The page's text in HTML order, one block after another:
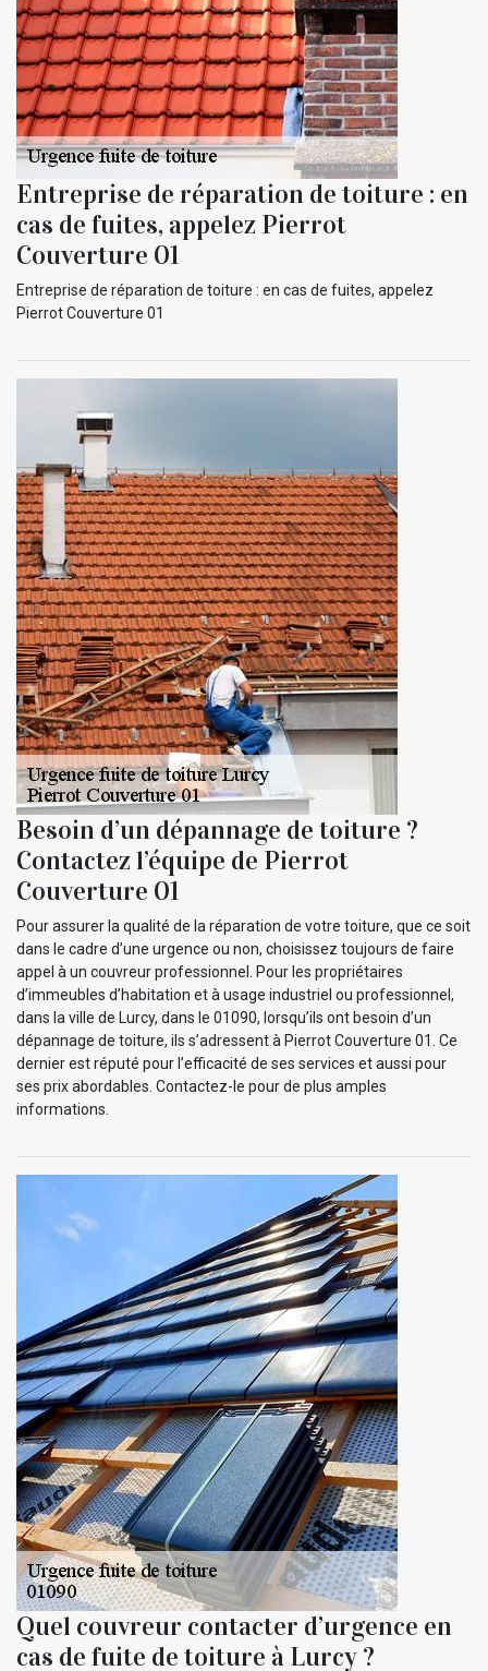
Entreprise de réparation de toiture : en
cas de fuites, appelez Pierrot
Couverture 01
Entreprise de réparation de toiture : en cas de fuites, appelez
Pierrot Couverture 01
Besoin d’un dépannage de toiture ?
Contactez l’équipe de Pierrot
Couverture 01
Pour assurer la qualité de la réparation de votre toiture, que ce soit
dans le cadre d’une urgence ou non, choisissez toujours de faire
appel à un couvreur professionnel. Pour les propriétaires
d’immeubles d’habitation et à usage industriel ou professionnel,
dans la ville de Lurcy, dans le 01090, lorsqu’ils ont besoin d’un
dépannage de toiture, ils s’adressent à Pierrot Couverture 01. Ce
dernier est réputé pour l’efficacité de ses services et aussi pour
ses prix abordables. Contactez-le pour de plus amples
informations.
Quel couvreur contacter d’urgence en
cas de fuite de toiture à Lurcy ?